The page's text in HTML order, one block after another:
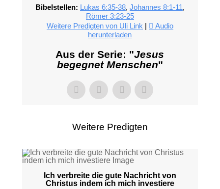
Bibelstellen: Lukas 6:35-38, Johannes 8:1-11,
Römer 3:23-25
Weitere Predigten von Uli Link |
Audio
herunterladen
Aus der Serie: "Jesus
begegnet Menschen"
Weitere Predigten
Ich verbreite die gute Nachricht von
Christus indem ich mich investiere